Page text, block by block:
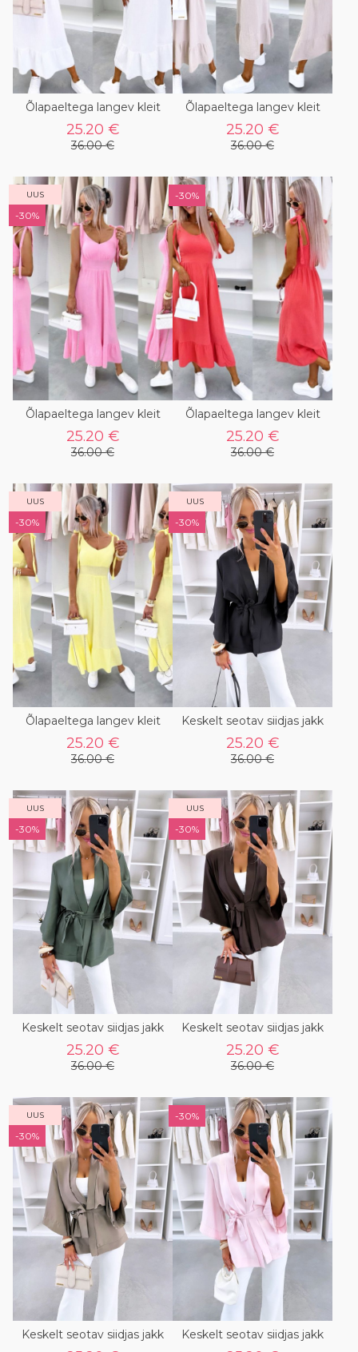
Õlapaeltega langev kleit
25.20 €
36.00 €
Õlapaeltega langev kleit
25.20 €
36.00 €
UUS
-30%
Õlapaeltega langev kleit
25.20 €
36.00 €
-30%
Õlapaeltega langev kleit
25.20 €
36.00 €
UUS
-30%
Õlapaeltega langev kleit
25.20 €
36.00 €
UUS
-30%
Keskelt seotav siidjas jakk
25.20 €
36.00 €
UUS
-30%
Keskelt seotav siidjas jakk
25.20 €
36.00 €
UUS
-30%
Keskelt seotav siidjas jakk
25.20 €
36.00 €
UUS
-30%
Keskelt seotav siidjas jakk
-30%
Keskelt seotav siidjas jakk